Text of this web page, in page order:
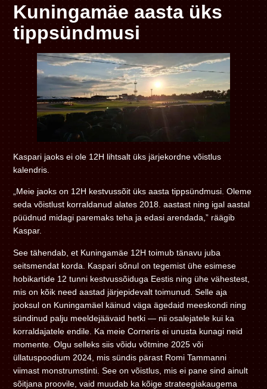
Kuningamäe aasta üks
tippsündmusi
Kaspari jaoks ei ole 12H lihtsalt üks järjekordne võistlus
kalendris.
„Meie jaoks on 12H kestvussõit üks aasta tippsündmusi. Oleme
seda võistlust korraldanud alates 2018. aastast ning igal aastal
püüdnud midagi paremaks teha ja edasi arendada,” räägib
Kaspar.
See tähendab, et Kuningamäe 12H toimub tänavu juba
seitsmendat korda. Kaspari sõnul on tegemist ühe esimese
hobikartide 12 tunni kestvussõiduga Eestis ning ühe vähestest,
mis on kõik need aastad järjepidevalt toimunud. Selle aja
jooksul on Kuningamäel käinud väga ägedaid meeskondi ning
sündinud palju meeldejäävaid hetki — nii osalejatele kui ka
korraldajatele endile. Ka meie Corneris ei unusta kunagi neid
momente. Olgu selleks siis võidu võtmine 2025 või
üllatuspoodium 2024, mis sündis pärast Romi Tammanni
viimast monstrumstinti. See on võistlus, mis ei pane sind ainult
sõitjana proovile, vaid muudab ka kõige strateegiakaugema